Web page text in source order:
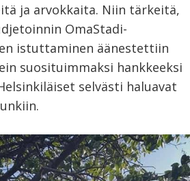
ja arvokkaita. Niin tärkeitä,
OmaStadi-
istuttaminen äänestettiin
suosituimmaksi hankkeeksi
selvästi haluavat